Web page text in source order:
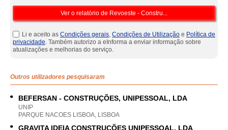
Li e aceito as Condições gerais, Condições de Utilização e Política de
privacidade. Também autorizo a eInforma a enviar informação sobre
atualizações e melhorias do serviço.
Outros utilizadores pesquisaram
BEFERSAN - CONSTRUÇÕES, UNIPESSOAL, LDA
UNIP
PARQUE NACOES LISBOA, LISBOA
GRAVITA IDEIA CONSTRUÇÕES UNIPESSOAL, LDA